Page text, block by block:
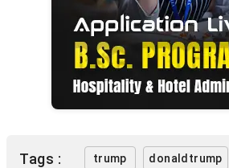
Tags : trump donaldtrump